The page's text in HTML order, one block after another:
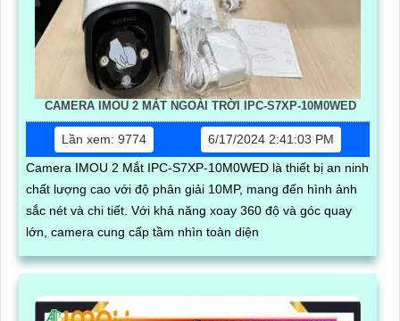
CAMERA IMOU 2 MẮT NGOÀI TRỜI IPC-S7XP-10M0WED
Lần xem: 9774
6/17/2024 2:41:03 PM
Camera IMOU 2 Mắt IPC-S7XP-10M0WED là thiết bị an ninh
chất lượng cao với độ phân giải 10MP, mang đến hình ảnh
sắc nét và chi tiết. Với khả năng xoay 360 độ và góc quay
lớn, camera cung cấp tầm nhìn toàn diện